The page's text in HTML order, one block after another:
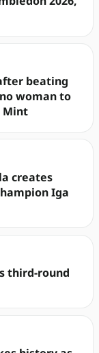
beating
woman to
Mint
creates
Iga
third-round